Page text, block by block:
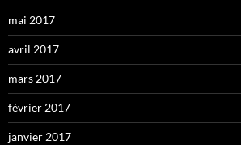
mai 2017
avril 2017
mars 2017
février 2017
janvier 2017